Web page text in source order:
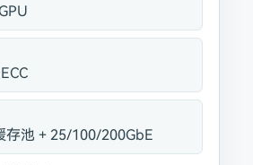
存池 + 25/100/200GbE